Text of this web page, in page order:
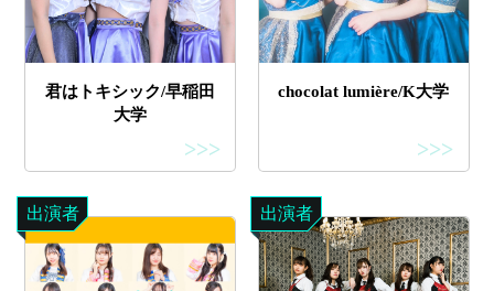
君はトキシック/早稲田
大学
>>>
chocolat lumière/K大学
>>>
出演者 出演者